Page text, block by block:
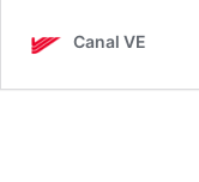
Canal VE